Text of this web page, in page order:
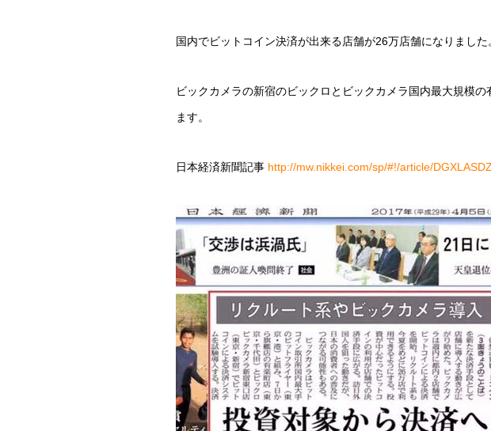
国内でビットコイン決済が出来る店舗が26万店舗になりました
ビックカメラの新宿のビックロとビックカメラ国内最大規模
ます。
日本経済新聞記事 http://mw.nikkei.com/sp/#!/article/